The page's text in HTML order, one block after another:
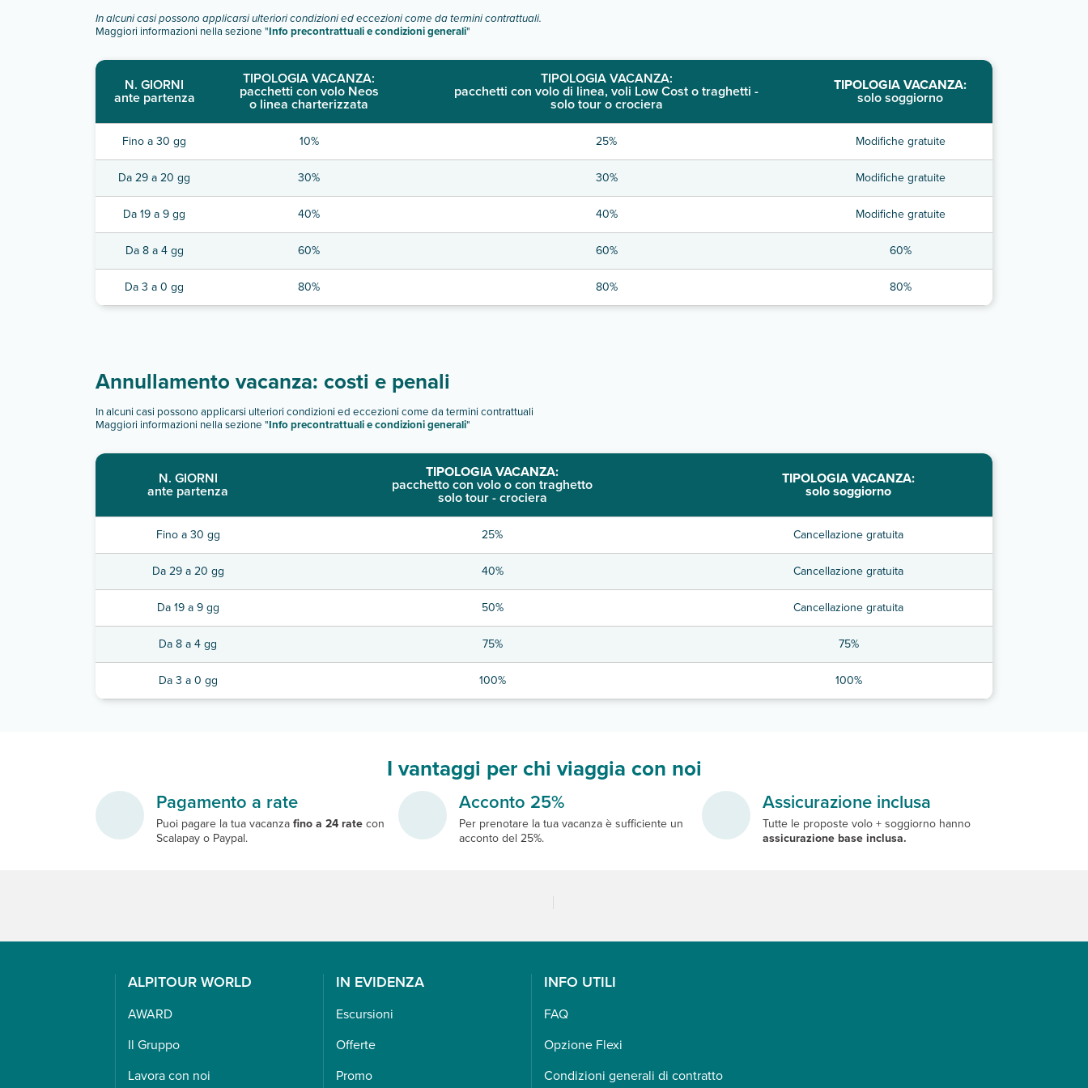
In alcuni casi possono applicarsi ulteriori condizioni ed eccezioni come da termini contrattuali.
Maggiori informazioni nella sezione "Info precontrattuali e condizioni generali"
N. GIORNI
ante partenza
TIPOLOGIA VACANZA:
pacchetti con volo Neos
o linea charterizzata
TIPOLOGIA VACANZA:
pacchetti con volo di linea, voli Low Cost o traghetti -
solo tour o crociera
TIPOLOGIA VACANZA:
solo soggiorno
Fino a 30 gg 10% 25% Modifiche gratuite
Da 29 a 20 gg 30% 30% Modifiche gratuite
Da 19 a 9 gg 40% 40% Modifiche gratuite
Da 8 a 4 gg 60% 60% 60%
Da 3 a 0 gg 80% 80% 80%
Annullamento vacanza: costi e penali
In alcuni casi possono applicarsi ulteriori condizioni ed eccezioni come da termini contrattuali
Maggiori informazioni nella sezione "Info precontrattuali e condizioni generali"
N. GIORNI
ante partenza
TIPOLOGIA VACANZA:
pacchetto con volo o con traghetto
solo tour - crociera
TIPOLOGIA VACANZA:
solo soggiorno
Fino a 30 gg 25% Cancellazione gratuita
Da 29 a 20 gg 40% Cancellazione gratuita
Da 19 a 9 gg 50% Cancellazione gratuita
Da 8 a 4 gg 75% 75%
Da 3 a 0 gg 100% 100%
I vantaggi per chi viaggia con noi
Pagamento a rate
Puoi pagare la tua vacanzafino a 24 ratecon
Scalapay o Paypal.
Acconto 25%
Per prenotare la tua vacanza è sufficiente un
acconto del 25%.
Assicurazione inclusa
Tutte le proposte volo + soggiorno hanno
assicurazione base inclusa.
ALPITOUR WORLD
AWARD
Il Gruppo
Lavora con noi
IN EVIDENZA
Escursioni
Offerte
Promo
INFO UTILI
FAQ
Opzione Flexi
Condizioni generali di contratto